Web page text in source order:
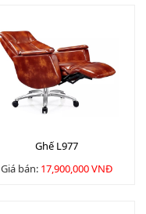
Ghế L977
Giá bán: 17,900,000 VNĐ